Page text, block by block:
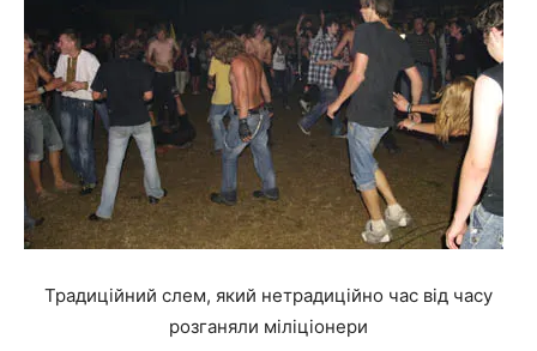
Традиційний слем, який нетрадиційно час від часу
розганяли міліціонери